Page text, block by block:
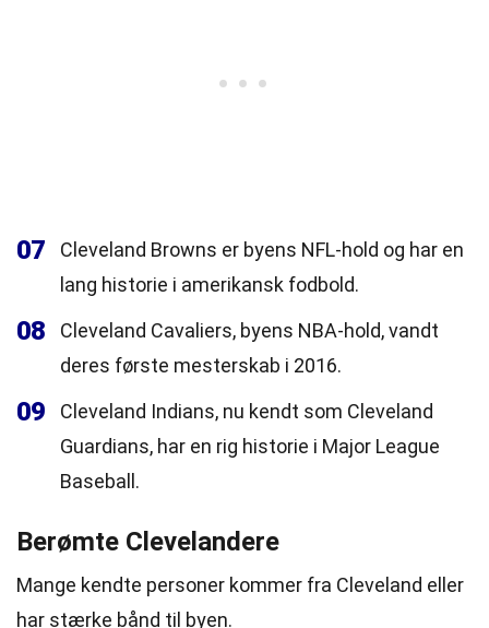
07
Cleveland Browns er byens NFL-hold og har en
lang historie i amerikansk fodbold.
08
Cleveland Cavaliers, byens NBA-hold, vandt
deres første mesterskab i 2016.
09
Cleveland Indians, nu kendt som Cleveland
Guardians, har en rig historie i Major League
Baseball.
Berømte Clevelandere
Mange kendte personer kommer fra Cleveland eller
har stærke bånd til byen.